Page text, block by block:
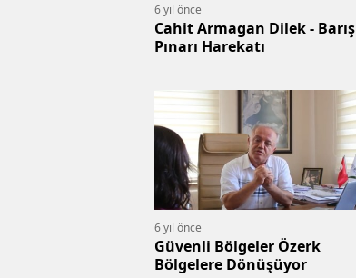
6 yıl önce
Cahit Armagan Dilek - Barış
Pınarı Harekatı
6 yıl önce
Güvenli Bölgeler Özerk
Bölgelere Dönüşüyor